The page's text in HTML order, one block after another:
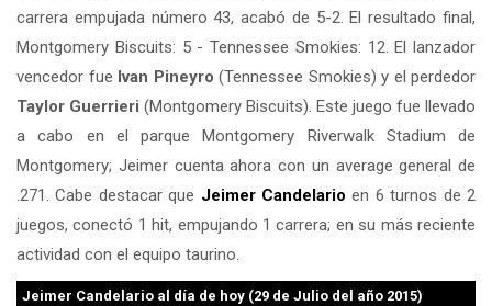
carrera empujada número 43, acabó de 5-2. El resultado final,
Montgomery Biscuits: 5 - Tennessee Smokies: 12. El lanzador
vencedor fue Ivan Pineyro (Tennessee Smokies) y el perdedor
Taylor Guerrieri (Montgomery Biscuits). Este juego fue llevado
a cabo en el parque Montgomery Riverwalk Stadium de
Montgomery; Jeimer cuenta ahora con un average general de
.271. Cabe destacar que Jeimer Candelario en 6 turnos de 2
juegos, conectó 1 hit, empujando 1 carrera; en su más reciente
actividad con el equipo taurino.
Jeimer Candelario al día de hoy (29 de Julio del año 2015)